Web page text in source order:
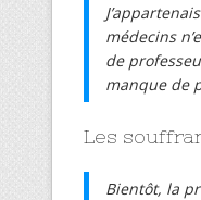
médecins
de
manque de
Les
Bientôt, la